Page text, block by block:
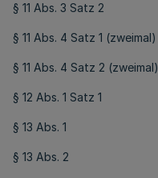
§ 11 Abs. 3 Satz 2
§ 11 Abs. 4 Satz 1 (zweimal)
§ 11 Abs. 4 Satz 2 (zweimal)
§ 12 Abs. 1 Satz 1
§ 13 Abs. 1
§ 13 Abs. 2